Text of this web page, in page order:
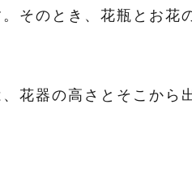
そのとき、花瓶とお花
花器の高さとそこから